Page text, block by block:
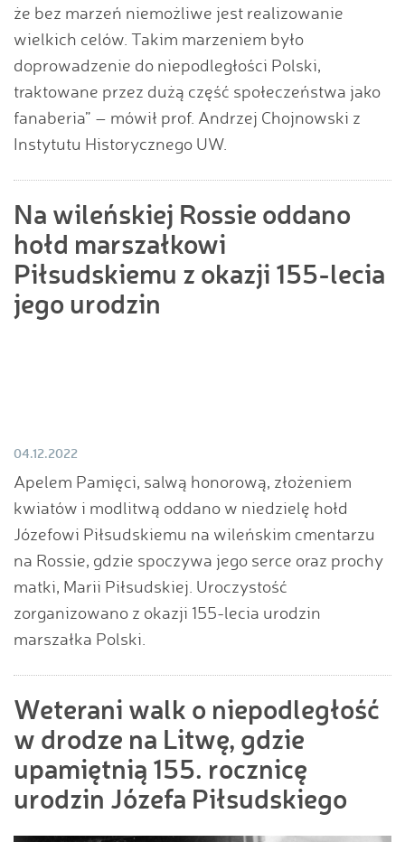
że bez marzeń niemożliwe jest realizowanie
wielkich celów. Takim marzeniem było
doprowadzenie do niepodległości Polski,
traktowane przez dużą część społeczeństwa jako
fanaberia” – mówił prof. Andrzej Chojnowski z
Instytutu Historycznego UW.
Na wileńskiej Rossie oddano
hołd marszałkowi
Piłsudskiemu z okazji 155-lecia
jego urodzin
04.12.2022
Apelem Pamięci, salwą honorową, złożeniem
kwiatów i modlitwą oddano w niedzielę hołd
Józefowi Piłsudskiemu na wileńskim cmentarzu
na Rossie, gdzie spoczywa jego serce oraz prochy
matki, Marii Piłsudskiej. Uroczystość
zorganizowano z okazji 155-lecia urodzin
marszałka Polski.
Weterani walk o niepodległość
w drodze na Litwę, gdzie
upamiętnią 155. rocznicę
urodzin Józefa Piłsudskiego